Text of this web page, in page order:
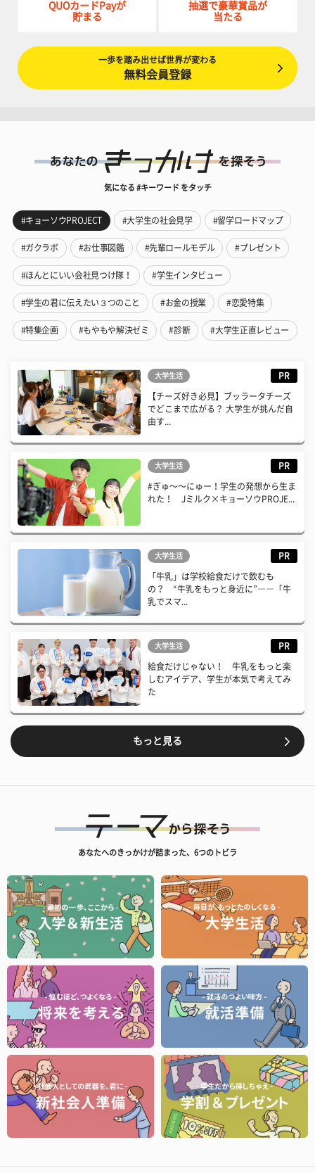
QUOカードPayが
貯まる
抽選で豪華賞品が
当たる
一歩を踏み出せば世界が変わる
無料会員登録
気になる #キーワード をタッチ
#キョーソウPROJECT #大学生の社会見学 #留学ロードマップ
#ガクラボ #お仕事図鑑 #先輩ロールモデル #プレゼント
#ほんとにいい会社見つけ隊！ #学生インタビュー
#学生の君に伝えたい３つのこと #お金の授業 #恋愛特集
#特集企画 #もやもや解決ゼミ #診断 #大学生正直レビュー
大学生活 PR
【チーズ好き必見】ブッラータチーズ
でどこまで広がる？ 大学生が挑んだ自
由す...
大学生活 PR
#ぎゅ〜〜にゅー！学生の発想から生ま
れた！ Jミルク×キョーソウPROJE...
大学生活 PR
「牛乳」は学校給食だけで飲むも
の？ “牛乳をもっと身近に”――「牛
乳でスマ...
大学生活 PR
給食だけじゃない！ 牛乳をもっと楽
しむアイデア、学生が本気で考えてみ
た
もっと見る
あなたへのきっかけが詰まった、6つのトビラ